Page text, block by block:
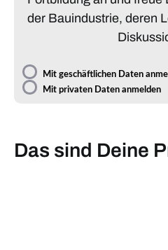
der Bauindustrie, deren
Mit geschäftlichen Daten
Mit privaten Daten anmelden
Das sind Deine